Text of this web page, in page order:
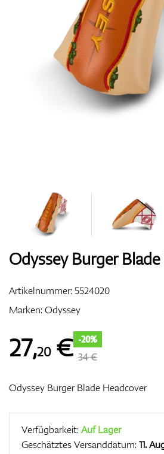
Handschuhe
Schuhe
Bags
Entfernungsmesser &
Odyssey Burger
Artikelnummer:5524020
Marken:Odyssey
27,20€ -20%
34 €
Odyssey Burger Blade Headcover
Verfügbarkeit:Auf Lager
Geschätztes Versanddatum:11.